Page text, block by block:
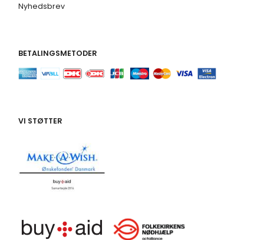
Nyhedsbrev
BETALINGSMETODER
VI STØTTER